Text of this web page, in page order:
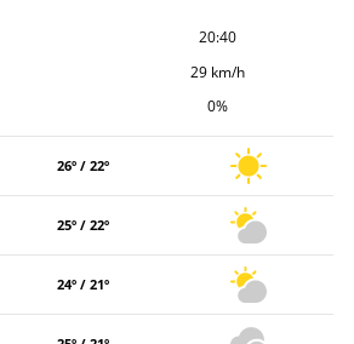
20:40
29 km/h
0%
26º / 22º
25º / 22º
24º / 21º